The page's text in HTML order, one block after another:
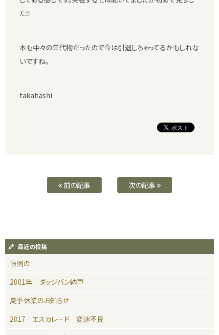
た‼︎
本も中々の年代物だったので今は引退しちゃってるかもしれな
いですね。
takahashi
前の記事 次の記事
最近の投稿
恒例の
2001年 ダッジバン納車
夏季休業のお知らせ
2017 エスカレード 変速不良